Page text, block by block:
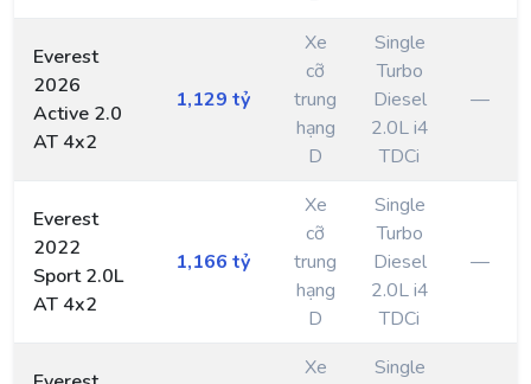
Everest
2026
Active 2.0
AT 4x2
1,129 tỷ
Xe
cỡ
trung
hạng
D
Single
Turbo
Diesel
2.0L i4
TDCi
—
Everest
2022
Sport 2.0L
AT 4x2
1,166 tỷ
Xe
cỡ
trung
hạng
D
Single
Turbo
Diesel
2.0L i4
TDCi
—
Xe
Single